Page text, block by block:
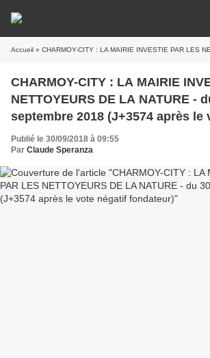
Accueil » CHARMOY-CITY : LA MAIRIE INVESTIE PAR LES NETTOYEURS DE LA NATURE - du 30
CHARMOY-CITY : LA MAIRIE
NETTOYEURS DE LA NATURE -
septembre 2018 (J+3574 après le
fondateur)
Publié le 30/09/2018 à 09:55
Par Claude Speranza